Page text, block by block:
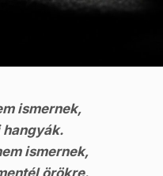
ismernek,
hangyák.
ismernek,